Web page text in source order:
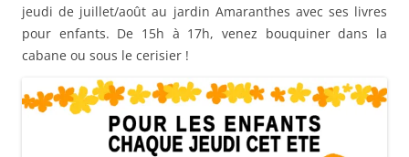
jeudi de juillet/août au jardin Amaranthes avec ses livres
pour enfants. De 15h à 17h, venez bouquiner dans la
cabane ou sous le cerisier !